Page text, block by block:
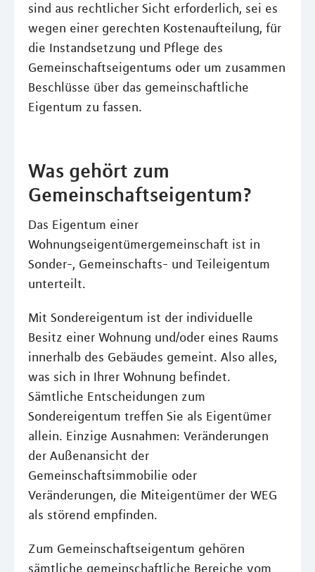
sind aus rechtlicher Sicht erforderlich, sei es
wegen einer gerechten Kostenaufteilung, für
die Instandsetzung und Pflege des
Gemeinschaftseigentums oder um zusammen
Beschlüsse über das gemeinschaftliche
Eigentum zu fassen.
Was gehört zum
Gemeinschaftseigentum?
Das Eigentum einer
Wohnungseigentümergemeinschaft ist in
Sonder-, Gemeinschafts- und Teileigentum
unterteilt.
Mit Sondereigentum ist der individuelle
Besitz einer Wohnung und/oder eines Raums
innerhalb des Gebäudes gemeint. Also alles,
was sich in Ihrer Wohnung befindet.
Sämtliche Entscheidungen zum
Sondereigentum treffen Sie als Eigentümer
allein. Einzige Ausnahmen: Veränderungen
der Außenansicht der
Gemeinschaftsimmobilie oder
Veränderungen, die Miteigentümer der WEG
als störend empfinden.
Zum Gemeinschaftseigentum gehören
sämtliche gemeinschaftliche Bereiche vom